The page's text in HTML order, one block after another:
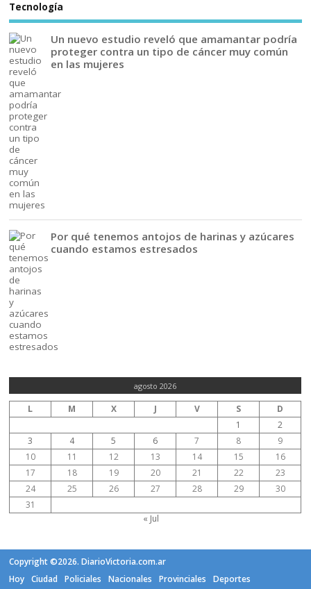
Tecnología
Un nuevo estudio reveló que amamantar podría
proteger contra un tipo de cáncer muy común
en las mujeres
Por qué tenemos antojos de harinas y azúcares
cuando estamos estresados
agosto 2026
L M X J V S
D
1
2
3
4 5 6 7 8
9
10
11 12 13 14 15
16
17
18 19 20 21 22
23
24
25 26 27 28 29
30
31
« Jul
Copyright ©2026. DiarioVictoria.com.ar
Hoy
Ciudad Policiales Nacionales Provinciales Deportes